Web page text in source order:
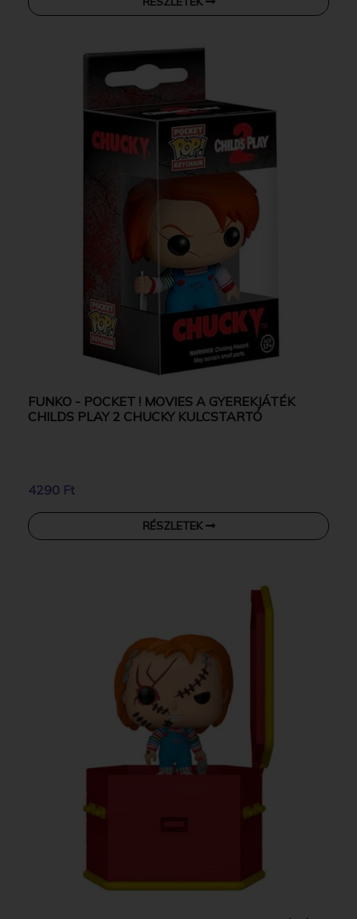
FUNKO - POCKET ! MOVIES A GYEREKJÁTÉK
CHILDS PLAY 2 CHUCKY KULCSTARTÓ
4290 Ft
RÉSZLETEK